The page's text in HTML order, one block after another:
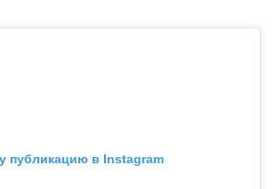
публикацию в Instagram